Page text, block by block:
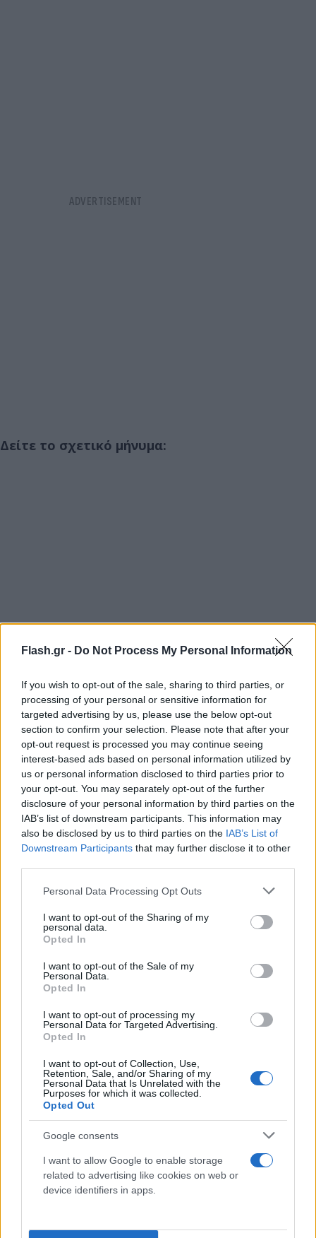
Flash.gr - Do Not Process My Personal Information
If you wish to opt-out of the sale, sharing to third parties, or
processing of your personal or sensitive information for
targeted advertising by us, please use the below opt-out
section to confirm your selection. Please note that after your
opt-out request is processed you may continue seeing
interest-based ads based on personal information utilized by
us or personal information disclosed to third parties prior to
your opt-out. You may separately opt-out of the further
disclosure of your personal information by third parties on the
IAB’s list of downstream participants. This information may
also be disclosed by us to third parties on the IAB’s List of
Downstream Participants that may further disclose it to other
Please note that this website/app uses one or more Google
not limited to your visit or usage behaviour. You may click to
grant or deny consent to Google and its third-party tags to
use your data for below specified purposes in below Google
consent section.
Personal Data Processing Opt Outs
I want to opt-out of the Sharing of my
personal data.
Opted In
I want to opt-out of the Sale of my
Personal Data.
Opted In
I want to opt-out of processing my
Personal Data for Targeted Advertising.
Opted In
I want to opt-out of Collection, Use,
Retention, Sale, and/or Sharing of my
Personal Data that Is Unrelated with the
Purposes for which it was collected.
Opted Out
Google consents
I want to allow Google to enable storage
related to advertising like cookies on web or
device identifiers in apps.
Δείτε το σχετικό μήνυμα:
Η Εθνική Επιτροπή Εμβολιασμών έχει δώσει το
«πράσινο φως» για τον εμβολιασμό με την 3η
επαναληπτική δόση με το εμβόλιο κατά της Covid-
19, σε ειδικές ομάδες του πληθυσμού που
οικοδομούν εύκολα ανοσία και ενδέχεται να έχουν
υποστεί απώλεια του τίτλου αντισωμάτων.
Πρόκειται για 285.000 ανοσοκατασταλμένους
πολίτες, και πιο συγκεκριμένα για ασθενείς των
παρακάτω κατηγοριών:
είτε αιμοποιητικών κυττάρων